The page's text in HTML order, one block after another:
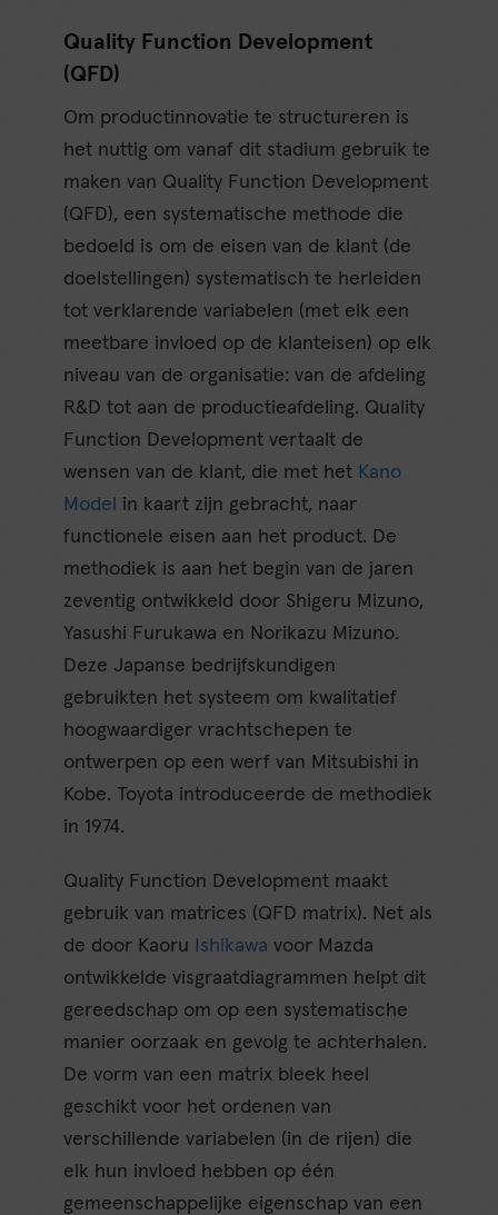
Quality Function Development
(QFD)
Om productinnovatie te structureren is
het nuttig om vanaf dit stadium gebruik te
maken van Quality Function Development
(QFD), een systematische methode die
bedoeld is om de eisen van de klant (de
doelstellingen) systematisch te herleiden
tot verklarende variabelen (met elk een
meetbare invloed op de klanteisen) op elk
niveau van de organisatie: van de afdeling
R&D tot aan de productieafdeling. Quality
Function Development vertaalt de
wensen van de klant, die met het Kano
Model
in kaart zijn gebracht, naar
functionele eisen aan het product. De
methodiek is aan het begin van de jaren
zeventig ontwikkeld door Shigeru Mizuno,
Yasushi Furukawa en Norikazu Mizuno.
Deze Japanse bedrijfskundigen
gebruikten het systeem om kwalitatief
hoogwaardiger vrachtschepen te
ontwerpen op een werf van Mitsubishi in
Kobe. Toyota introduceerde de methodiek
in 1974.
Quality Function Development maakt
gebruik van matrices (QFD matrix). Net als
de door Kaoru
Ishikawavoor Mazda
ontwikkelde visgraatdiagrammen helpt dit
gereedschap om op een systematische
manier oorzaak en gevolg te achterhalen.
De vorm van een matrix bleek heel
geschikt voor het ordenen van
verschillende variabelen (in de rijen) die
elk hun invloed hebben op één
gemeenschappelijke eigenschap van een